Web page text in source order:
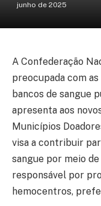
junho de 2025
A Confederação
preocupada com
bancos de sangue
apresenta aos
Municípios
visa a contribuir
sangue por meio
responsável por
hemocentros,